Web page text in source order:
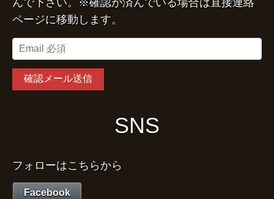
ページに移動します。
SNS
フォローはこちらから
Facebook